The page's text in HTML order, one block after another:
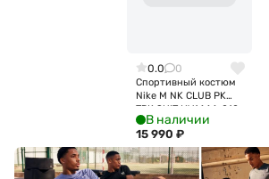
0.0 0
Спортивный костюм
Nike M NK CLUB PK
TRK SUIT HV1444-010
В наличии
15 990 ₽